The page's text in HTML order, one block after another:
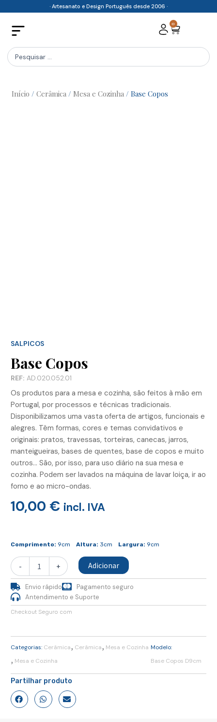
content
· Artesanato e Design Português desde 2006 ·
0
Cart
Search
...
Início / Cerâmica / Mesa e Cozinha / Base Copos
SALPICOS
Base Copos
REF: AD.020.052.01
Os produtos para a mesa e cozinha, são feitos à mão em
Portugal, por processos e técnicas tradicionais.
Disponibilizamos uma vasta oferta de artigos, funcionais e
alegres. Têm formas, cores e temas convidativos e
originais: pratos, travessas, torteiras, canecas, jarros,
manteigueiras, bases de quentes, base de copos e muito
outros… São, por isso, para uso diário na sua mesa e
cozinha. Podem ser lavados na máquina de lavar loiça, ir ao
forno e ao micro-ondas.
10,00 € incl. IVA
Comprimento: 9cm Altura: 3cm Largura: 9cm
-
Base
Copos
+ Adicionar
Envio rápido
Pagamento seguro
Antendimento e Suporte
Checkout Seguro com
Categorias: Cerâmica, Cerâmica, Mesa e Cozinha
, Mesa e Cozinha
Modelo:
Base Copos D9cm
Partilhar produto